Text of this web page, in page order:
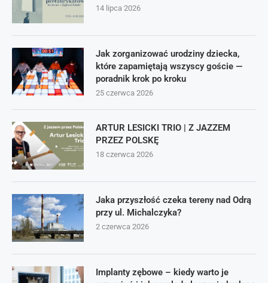
14 lipca 2026
Jak zorganizować urodziny dziecka,
które zapamiętają wszyscy goście —
poradnik krok po kroku
25 czerwca 2026
ARTUR LESICKI TRIO | Z JAZZEM
PRZEZ POLSKĘ
18 czerwca 2026
Jaka przyszłość czeka tereny nad Odrą
przy ul. Michalczyka?
2 czerwca 2026
Implanty zębowe – kiedy warto je